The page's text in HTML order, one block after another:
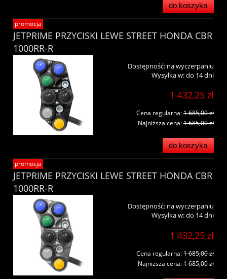
do koszyka
JETPRIME PRZYCISKI LEWE STREET HONDA CBR
1000RR-R
Dostępność: na wyczerpaniu
Wysyłka w:do 14 dni
1 432,25 zł
Cena regularna:1 685,00 zł
Najniższa cena:1 685,00 zł
do koszyka
promocja
JETPRIME PRZYCISKI LEWE STREET HONDA CBR
1000RR-R
Dostępność: na wyczerpaniu
Wysyłka w:do 14 dni
1 432,25 zł
Cena regularna:1 685,00 zł
Najniższa cena:1 685,00 zł
promocja